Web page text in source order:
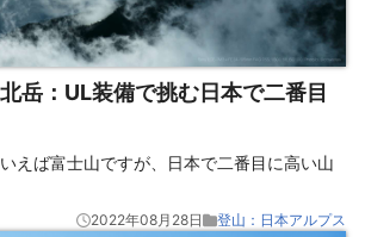
岳：UL装備で挑む日本で二番目
えば富士山ですが、日本で二番目に高い山
2022年08月28日 登山：日本アルプス